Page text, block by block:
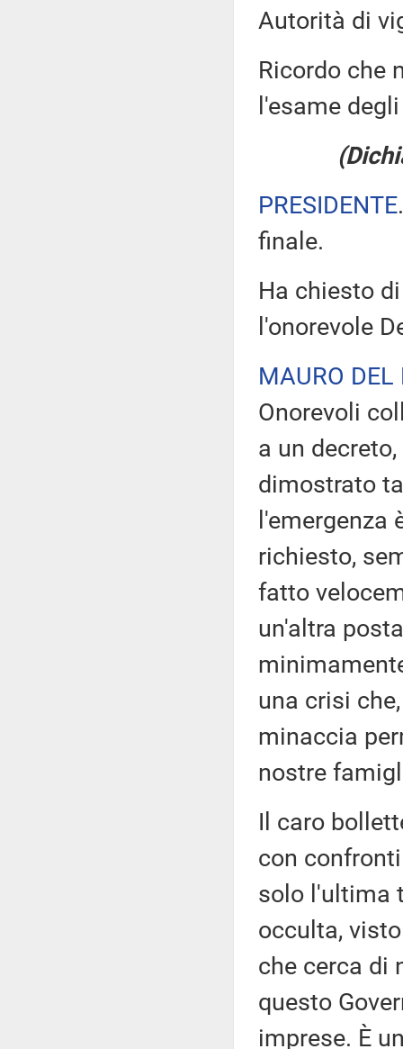
Autorità di
Ricordo che
l'esame
PRESIDENTE
finale.
Ha chiesto
l'onorevole
MAURO DEL
Onorevoli
a un
dimostrato
l'emergenza
richiesto,
fatto
un'altra
una crisi
minaccia
nostre
Il caro
con
solo l'ultima
occulta,
che cerca di
questo
imprese. È